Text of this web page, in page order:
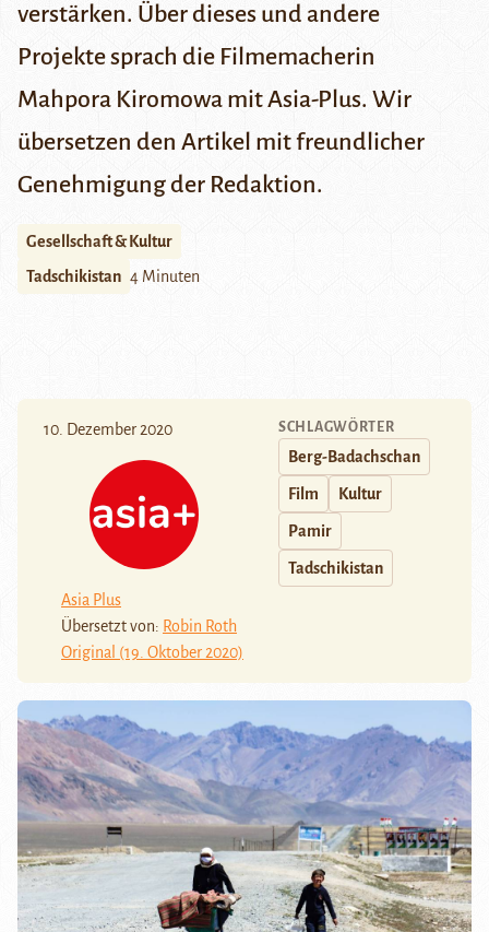
verstärken. Über dieses und andere
Projekte sprach die Filmemacherin
Mahpora Kiromowa mitAsia-Plus. Wir
übersetzen den Artikel mit freundlicher
Genehmigung der Redaktion.
Gesellschaft & Kultur
Tadschikistan 4 Minuten
10. Dezember 2020
Asia Plus
Übersetzt von: Robin Roth
Original (19. Oktober 2020)
SCHLAGWÖRTER
Berg-Badachschan
Film Kultur
Pamir
Tadschikistan